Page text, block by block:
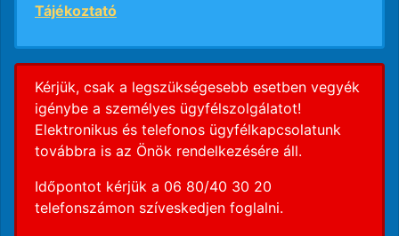
Tájékoztató
Kérjük, csak a legszükségesebb esetben vegyék
igénybe a személyes ügyfélszolgálatot!
Elektronikus és telefonos ügyfélkapcsolatunk
továbbra is az Önök rendelkezésére áll.
Időpontot kérjük a 06 80/40 30 20
telefonszámon szíveskedjen foglalni.